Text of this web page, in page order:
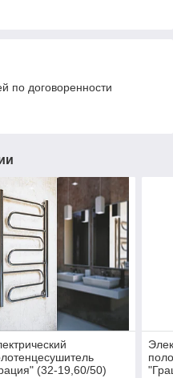
по договоренности
(32-19,60/50)